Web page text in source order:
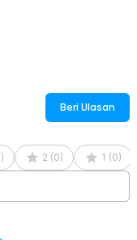
Beri Ulasan
) 2 (0) 1 (0)